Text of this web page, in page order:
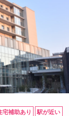
宅補助あり 駅が近い